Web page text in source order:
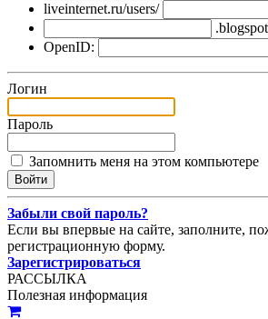
liveinternet.ru/users/
OpenID:
Логин
Пароль
Запомнить меня на этом компьютере
Забыли свой пароль?
Если вы впервые на сайте, заполните,
регистрационную форму.
Зарегистрироваться
РАССЫЛКА
Полезная информация